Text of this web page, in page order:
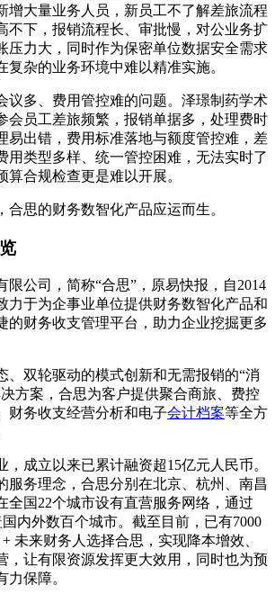
增大量业务人员，新员工不了解差旅流程
不下，报销流程长、审批慢，对公业务扩
压力大，同时作为保密单位数据安全需求
复杂的业务环境中难以精准实施。
议多、费用管控难的问题。泽璟制药学术
会员工差旅频繁，报销单据多，处理费时
易出错，费用标准落地与额度管控难，差
用类型多样、统一管控困难，无法实时了
算合规检查更是难以开展。
合思的财务数智化产品应运而生。
限公司，简称“合思”，原易快报，自2014
力于为企事业单位提供财务数智化产品和
的财务收支管理平台，助力企业挖掘更多
、双轮驱动的模式创新和无需报销的“消
方案，合思为客户提供聚合商旅、费控
财务收支经营分析和电子会计档案等全方
，成立以来已累计融资超15亿元人民币。
服务理念，合思分别在北京、杭州、南昌
全国22个城市设有直营服务网络，通过
内外数百个城市。截至目前，已有7000
未来财务人选择合思，实现降本增效、
，让有限资源发挥更大效用，同时也为预
力保障。